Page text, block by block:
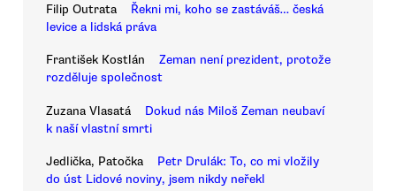
Filip Outrata
Řekni mi, koho se zastáváš… česká
levice a lidská práva
František Kostlán
Zeman není prezident, protože
rozděluje společnost
Zuzana Vlasatá
Dokud nás Miloš Zeman neubaví
k naší vlastní smrti
Jedlička, Patočka
Petr Drulák: To, co mi vložily
do úst Lidové noviny, jsem nikdy neřekl